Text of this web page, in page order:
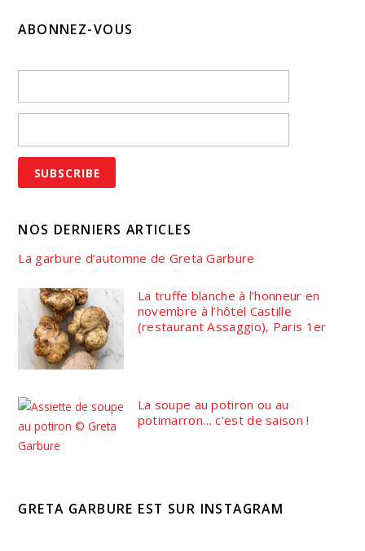
ABONNEZ-VOUS
NOS DERNIERS ARTICLES
La garbure d’automne de Greta Garbure
La truffe blanche à l’honneur en
novembre à l’hôtel Castille
(restaurant Assaggio), Paris 1er
La soupe au potiron ou au
potimarron… c’est de saison !
GRETA GARBURE EST SUR INSTAGRAM